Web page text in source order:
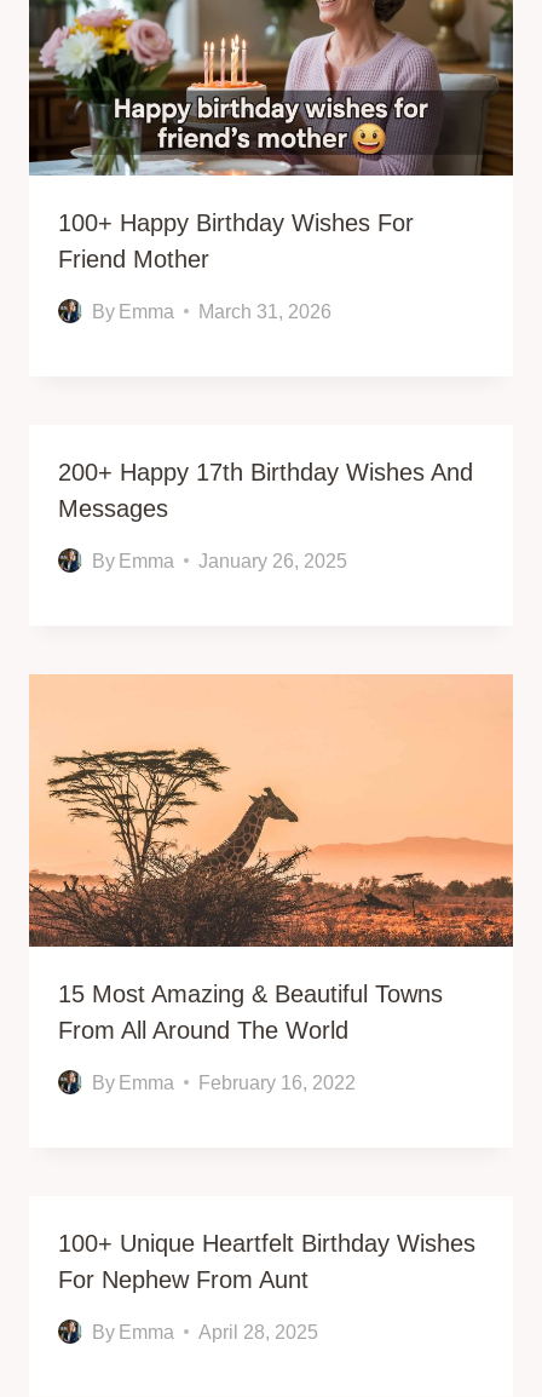
100+ Happy Birthday Wishes For
Friend Mother
By Emma March 31, 2026
200+ Happy 17th Birthday Wishes And
Messages
By Emma January 26, 2025
15 Most Amazing & Beautiful Towns
From All Around The World
By Emma February 16, 2022
100+ Unique Heartfelt Birthday Wishes
For Nephew From Aunt
By Emma April 28, 2025